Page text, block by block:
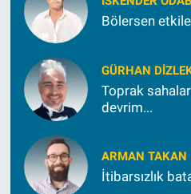
Bölersen
GÜRHAN
Toprak
devrim...
ARMAN TAKAN
İtibarsızlık